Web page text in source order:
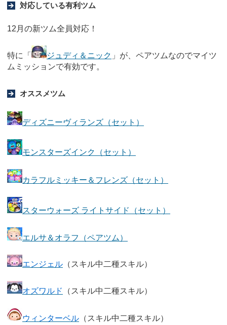
対応している有利ツム
12月の新ツム全員対応！
特に「 ジュディ＆ニック 」が、ペアツムなのでマイツ
ムミッションで有効です。
オススメツム
ディズニーヴィランズ（セット）
モンスターズインク（セット）
カラフルミッキー＆フレンズ（セット）
スターウォーズ ライトサイド（セット）
エルサ＆オラフ（ペアツム）
エンジェル （スキル中二種スキル）
オズワルド （スキル中二種スキル）
ウィンターベル （スキル中二種スキル）